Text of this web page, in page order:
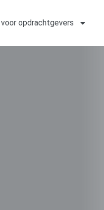
opdrachtgevers